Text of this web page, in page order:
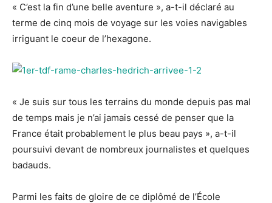
« C’est la fin d’une belle aventure », a-t-il déclaré au
terme de cinq mois de voyage sur les voies navigables
irriguant le coeur de l’hexagone.
« Je suis sur tous les terrains du monde depuis pas mal
de temps mais je n’ai jamais cessé de penser que la
France était probablement le plus beau pays », a-t-il
poursuivi devant de nombreux journalistes et quelques
badauds.
Parmi les faits de gloire de ce diplômé de l’École